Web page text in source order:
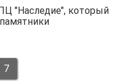
"Наследие", который
7